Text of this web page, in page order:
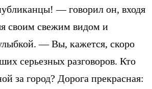
— говорил он, входя
своим свежим видом и
— Вы, кажется, скоро
серьезных разговоров. Кто
за город? Дорога прекрасная: